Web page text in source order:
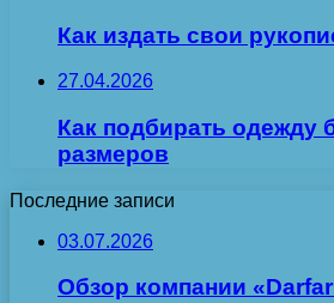
Как издать свои
27.04.2026
Как подбирать одежду
размеров
Последние записи
03.07.2026
Обзор компании